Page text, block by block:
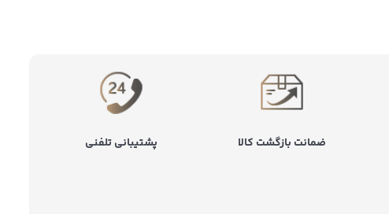
ضمانت بازگشت کالا پشتیبانی تلفنی